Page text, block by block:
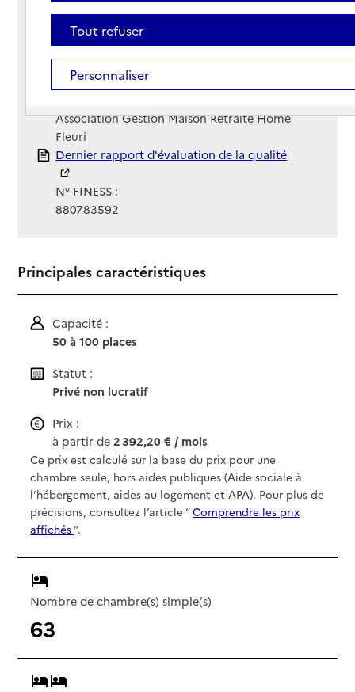
Téléphone :
03 29 23 29 72
Contact
Contact
Site Internet
Site internet non renseigné
Association Gestion Maison Retraite Home
Fleuri
Rapport HAS
Dernier rapport d'évaluation de la qualité
N° FINESS :
880783592
Principales caractéristiques
Capacité :
50 à 100 places
Statut :
Privé non lucratif
Prix :
à partir de2 392,20 € / mois
Ce prix est calculé sur la base du prix pour une
chambre seule, hors aides publiques (Aide sociale à
l’hébergement, aides au logement et APA). Pour plus de
précisions, consultez l’article “Comprendre les prix
affichés”.
Nombre de chambre(s) simple(s)
63
Tout refuser
Personnaliser